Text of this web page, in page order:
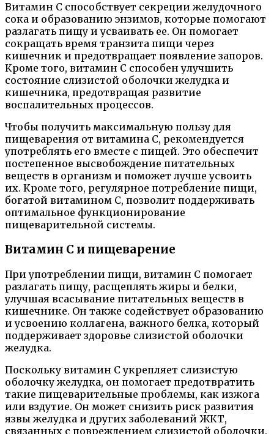
Витамин С способствует секреции желудочного
сока и образованию энзимов, которые помогают
разлагать пищу и усваивать ее. Он помогает
сокращать время транзита пищи через
кишечник и предотвращает появление запоров.
Кроме того, витамин C способен улучшить
состояние слизистой оболочки желудка и
кишечника, предотвращая развитие
воспалительных процессов.
Чтобы получить максимальную пользу для
пищеварения от витамина C, рекомендуется
употреблять его вместе с пищей. Это обеспечит
постепенное высвобождение питательных
веществ в организм и поможет лучше усвоить
их. Кроме того, регулярное потребление пищи,
богатой витамином C, позволит поддерживать
оптимальное функционирование
пищеварительной системы.
Витамин С и пищеварение
При употреблении пищи, витамин С помогает
разлагать пищу, расщеплять жиры и белки,
улучшая всасывание питательных веществ в
кишечнике. Он также содействует образованию
и усвоению коллагена, важного белка, который
поддерживает здоровье слизистой оболочки
желудка.
Поскольку витамин C укрепляет слизистую
оболочку желудка, он помогает предотвратить
такие пищеварительные проблемы, как изжога
или вздутие. Он может снизить риск развития
язвы желудка и других заболеваний ЖКТ,
связанных с повреждением слизистой оболочки.